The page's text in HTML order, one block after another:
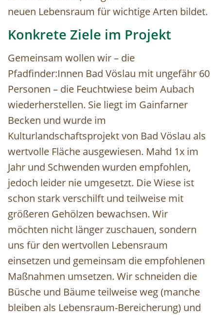
neuen Lebensraum für wichtige Arten bildet.
Konkrete Ziele im Projekt
Gemeinsam wollen wir – die
Pfadfinder:Innen Bad Vöslau mit ungefähr 60
Personen – die Feuchtwiese beim Aubach
wiederherstellen. Sie liegt im Gainfarner
Becken und wurde im
Kulturlandschaftsprojekt von Bad Vöslau als
wertvolle Fläche ausgewiesen. Mahd 1x im
Jahr und Schwenden wurden empfohlen,
jedoch leider nie umgesetzt. Die Wiese ist
schon stark verschilft und teilweise mit
größeren Gehölzen bewachsen. Wir
möchten nicht länger zuschauen, sondern
uns für den wertvollen Lebensraum
einsetzen und gemeinsam die empfohlenen
Maßnahmen umsetzen. Wir schneiden die
Büsche und Bäume teilweise weg (manche
bleiben als Lebensraum-Bereicherung) und